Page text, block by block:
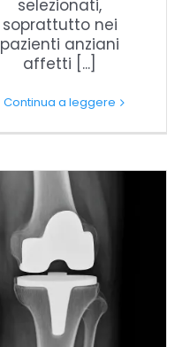
selezionati,
soprattutto nei
pazienti anziani
affetti [...]
Continua a leggere